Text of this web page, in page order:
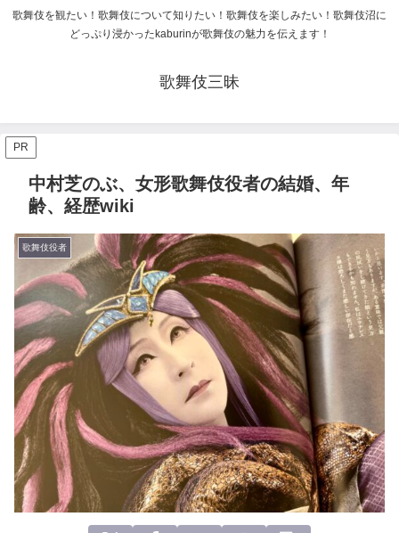
歌舞伎を観たい！歌舞伎について知りたい！歌舞伎を楽しみたい！歌舞伎沼に
どっぷり浸かったkaburinが歌舞伎の魅力を伝えます！
歌舞伎三昧
PR
中村芝のぶ、女形歌舞伎役者の結婚、年
齢、経歴wiki
歌舞伎役者